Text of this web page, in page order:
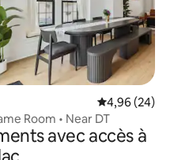
Évaluation
4,96 (24)
Room • Near DT
avec accès à